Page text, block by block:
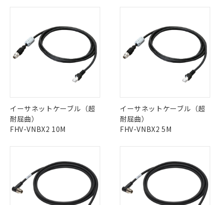
イーサネットケーブル（超
耐屈曲）
FHV-VNBX2 10M
イーサネットケーブル（超
耐屈曲）
FHV-VNBX2 5M